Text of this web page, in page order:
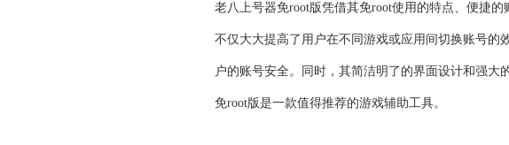
老八上号器免root版凭借其免root使用的特点、便捷
不仅大大提高了用户在不同游戏或应用间切换账号的
户的账号安全。同时，其简洁明了的界面设计和强
免root版是一款值得推荐的游戏辅助工具。